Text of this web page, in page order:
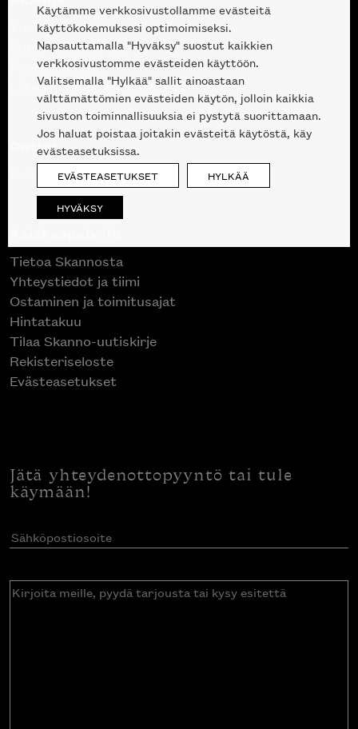
Tuotteet
Suunnittelupalvelu
Projektimyynti
Liike Helsingin keskustassa
Outlet
Poistuvat mallikappaleet
Tietoa Skannosta
Yhteystiedot ja tiimi
Ostaminen ja toimitusajat
Hintatakuu
Tilaa Skanno-uutiskirje
Rekisteriseloste
Evästeasetukset
Jätä yhteydenottopyyntö tai tule
käymään!
Sähköpostiosoite(Pakollinen)
Kirjoita
Käytämme verkkosivustollamme evästeitä
käyttökokemuksesi optimoimiseksi.
Napsauttamalla "Hyväksy" suostut kaikkien
verkkosivustomme evästeiden käyttöön.
Valitsemalla "Hylkää" sallit ainoastaan
välttämättömien evästeiden käytön, jolloin kaikkia
sivuston toiminnallisuuksia ei pystytä suorittamaan.
Jos haluat poistaa joitakin evästeitä käytöstä, käy
evästeasetuksissa.
EVÄSTEASETUKSET HYLKÄÄ
HYVÄKSY